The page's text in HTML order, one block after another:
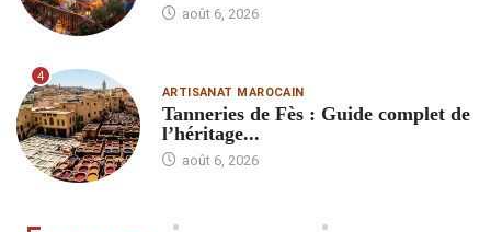
août 6, 2026
4
ARTISANAT MAROCAIN
Tanneries de Fès : Guide complet de
l’héritage...
août 6, 2026